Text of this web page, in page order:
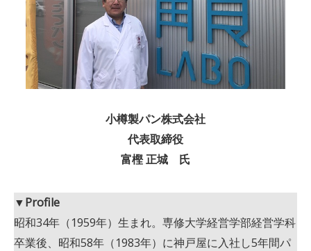
小樽製パン株式会社
代表取締役
富樫 正城 氏
▼Profile
昭和34年（1959年）生まれ。専修大学経営学部経営学科
卒業後、昭和58年（1983年）に神戸屋に入社し5年間パ